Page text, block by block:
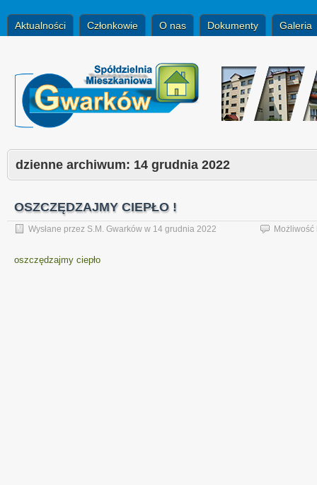
Aktualności Członkowie O nas Dokumenty Galeria
dzienne archiwum: 14 grudnia 2022
OSZCZĘDZAJMY CIEPŁO !
Wysłane przez S.M. Gwarków w 14 grudnia 2022
oszczędzajmy ciepło